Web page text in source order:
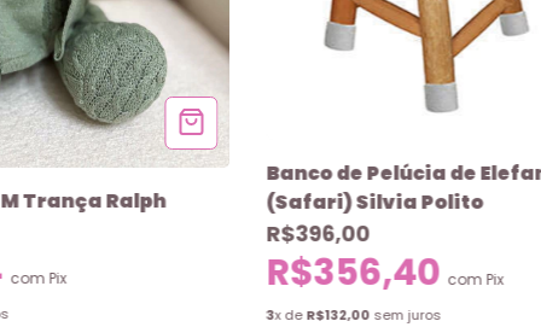
Trança Ralph
com Pix
Banco de Pelúcia de
(Safari) Silvia Polito
R$396,00
R$356,40 com Pix
3x deR$132,00 sem juros